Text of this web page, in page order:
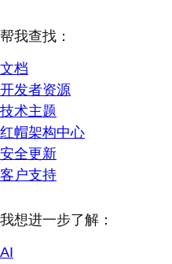
帮我查找：
文档
开发者资源
技术主题
红帽架构中心
安全更新
客户支持
我想进一步了解：
AI